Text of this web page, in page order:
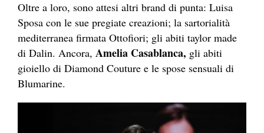
Oltre a loro, sono attesi altri brand di punta: Luisa
Sposa con le sue pregiate creazioni; la sartorialità
mediterranea firmata Ottofiori; gli abiti taylor made
di Dalin. Ancora, Amelia Casablanca, gli abiti
gioiello di Diamond Couture e le spose sensuali di
Blumarine.